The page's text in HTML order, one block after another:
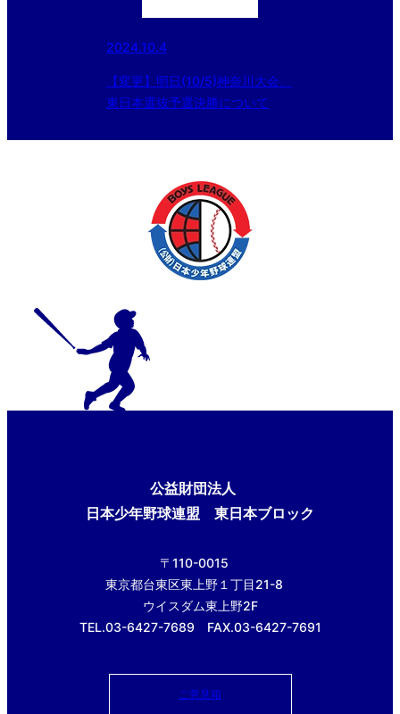
2024.10.4
【変更】明日(10/5)神奈川大会、
東日本選抜予選決勝について
公益財団法人
日本少年野球連盟 東日本ブロック
〒110-0015
東京都台東区東上野１丁目21-8
ウイスダム東上野2F
TEL.03-6427-7689 FAX.03-6427-7691
ご意見箱